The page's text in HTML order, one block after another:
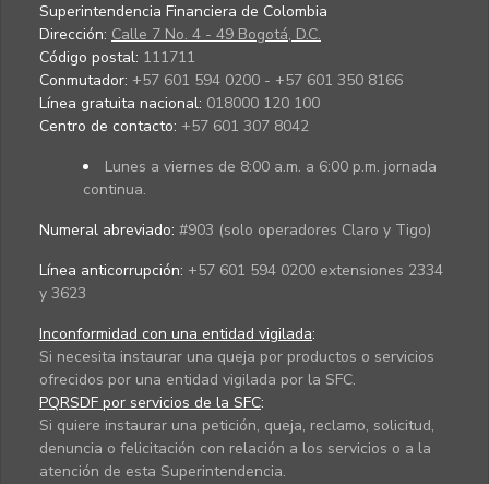
Superintendencia Financiera de Colombia
Dirección: Calle 7 No. 4 - 49 Bogotá, D.C.
Código postal: 111711
Conmutador: +57 601 594 0200 - +57 601 350 8166
Línea gratuita nacional: 018000 120 100
Centro de contacto: +57 601 307 8042
Lunes a viernes de 8:00 a.m. a 6:00 p.m. jornada
continua.
Numeral abreviado: #903 (solo operadores Claro y Tigo)
Línea anticorrupción: +57 601 594 0200 extensiones 2334
y 3623
Inconformidad con una entidad vigilada:
Si necesita instaurar una queja por productos o servicios
ofrecidos por una entidad vigilada por la SFC.
PQRSDF por servicios de la SFC:
Si quiere instaurar una petición, queja, reclamo, solicitud,
denuncia o felicitación con relación a los servicios o a la
atención de esta Superintendencia.